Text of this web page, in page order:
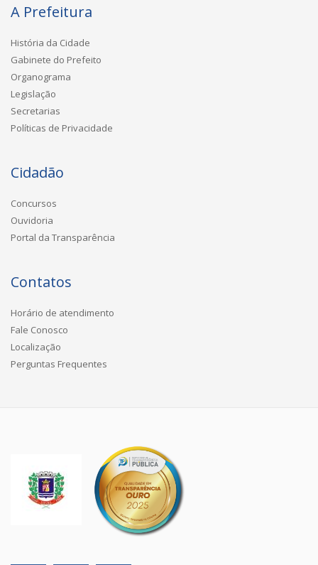
A Prefeitura
História da Cidade
Gabinete do Prefeito
Organograma
Legislação
Secretarias
Políticas de Privacidade
Cidadão
Concursos
Ouvidoria
Portal da Transparência
Contatos
Horário de atendimento
Fale Conosco
Localização
Perguntas Frequentes